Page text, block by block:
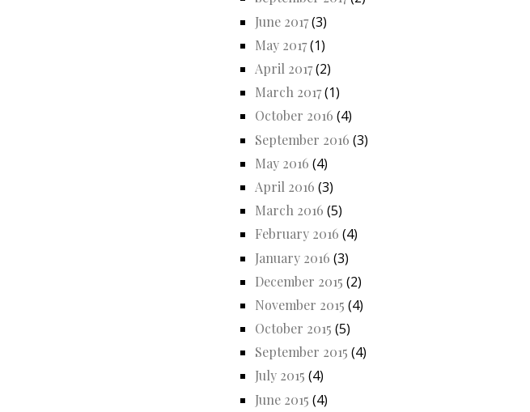
June 2017(3)
May 2017(1)
April 2017(2)
March 2017(1)
October 2016 (4)
September 2016 (3)
May 2016 (4)
April 2016 (3)
March 2016 (5)
February 2016 (4)
January 2016 (3)
December 2015 (2)
November 2015 (4)
October 2015 (5)
September 2015 (4)
July 2015 (4)
June 2015 (4)